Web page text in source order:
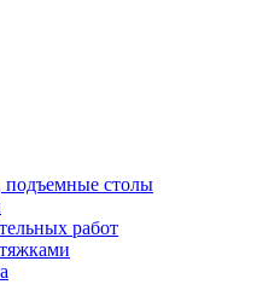
столы
работ